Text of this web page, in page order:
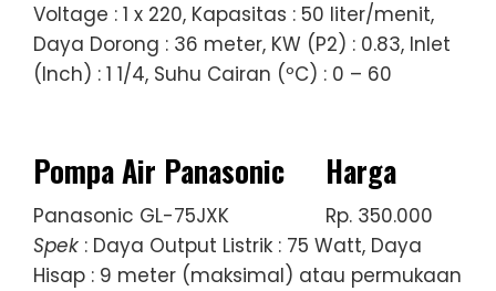
Voltage : 1 x 220, Kapasitas : 50 liter/menit,
Daya Dorong : 36 meter, KW (P2) : 0.83, Inlet
(Inch) : 1 1/4, Suhu Cairan (ºC) : 0 – 60
Pompa Air Panasonic Harga
Panasonic GL-75JXK
Rp. 350.000
Spek : Daya Output Listrik : 75 Watt, Daya
Hisap : 9 meter (maksimal) atau permukaan